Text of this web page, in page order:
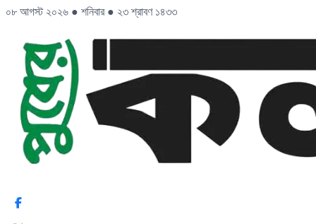
০৮ আগস্ট ২০২৬ ● শনিবার ● ২৩ শ্রাবণ ১৪৩৩